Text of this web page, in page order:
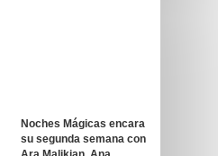
Noches Mágicas encara
su segunda semana con